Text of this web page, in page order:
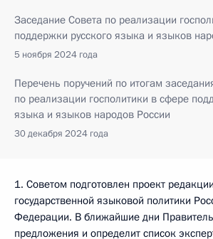
Заседание Совета по реализации
поддержки русского языка и языков
5 ноября 2024 года
Перечень поручений по итогам
по реализации госполитики в сфере
языка и языков народов России
30 декабря 2024 года
1. Советом подготовлен проект
государственной языковой политики
Федерации. В ближайшие дни
предложения и определит список